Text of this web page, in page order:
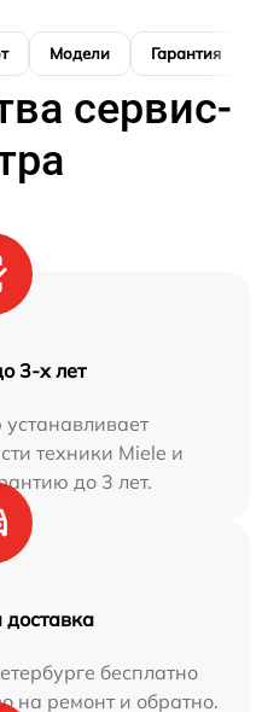
Модели Гарантия
сервис-
3-х лет
техники Miele и
до 3 лет.
доставка
бесплатно
на ремонт и обратно.